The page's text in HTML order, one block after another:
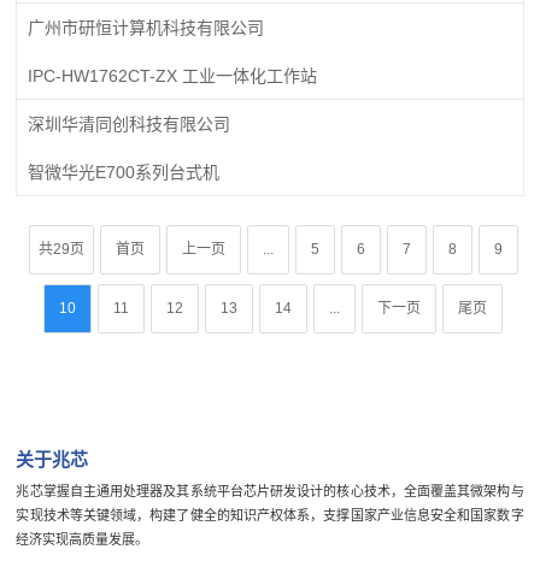
广州市研恒计算机科技有限公司
IPC-HW1762CT-ZX 工业一体化工作站
深圳华清同创科技有限公司
智微华光E700系列台式机
共29页 首页 上一页 5 6 7 8 9
10 11 12 13 14 下一页 尾页
关于兆芯
兆芯掌握自主通用处理器及其系统平台芯片研发设计的核心技术，全面覆盖其微架构与
实现技术等关键领域，构建了健全的知识产权体系，支撑国家产业信息安全和国家数字
经济实现高质量发展。